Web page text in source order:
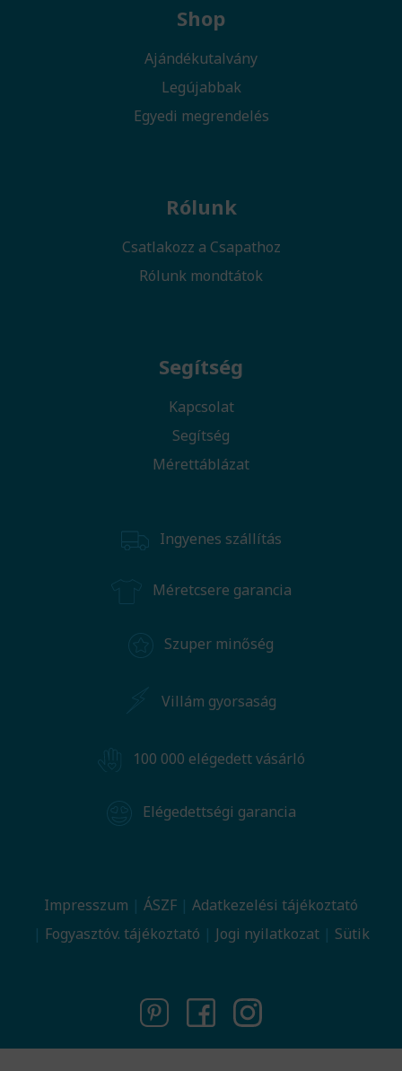
Shop
Ajándékutalvány
Legújabbak
Egyedi megrendelés
Rólunk
Csatlakozz a Csapathoz
Rólunk mondtátok
Segítség
Kapcsolat
Segítség
Mérettáblázat
Ingyenes szállítás
Méretcsere garancia
Szuper minőség
Villám gyorsaság
100 000 elégedett vásárló
Elégedettségi garancia
Impresszum ÁSZF
Adatkezelési tájékoztató
Fogyasztóv. tájékoztató
Jogi nyilatkozat Sütik